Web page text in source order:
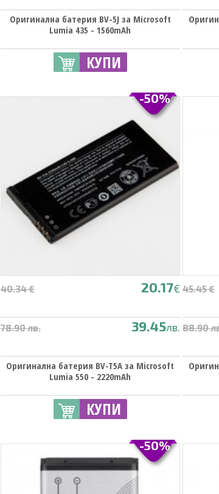
Оригинална батерия BV-5J за Microsoft
Lumia 435 - 1560mAh
КУПИ
40.34 € 20.17€
78.90 лв. 39.45лв.
Оригинална батерия BV-T5A за Microsoft
Lumia 550 - 2220mAh
КУПИ
-50%
45.45 €
88.90
-50%